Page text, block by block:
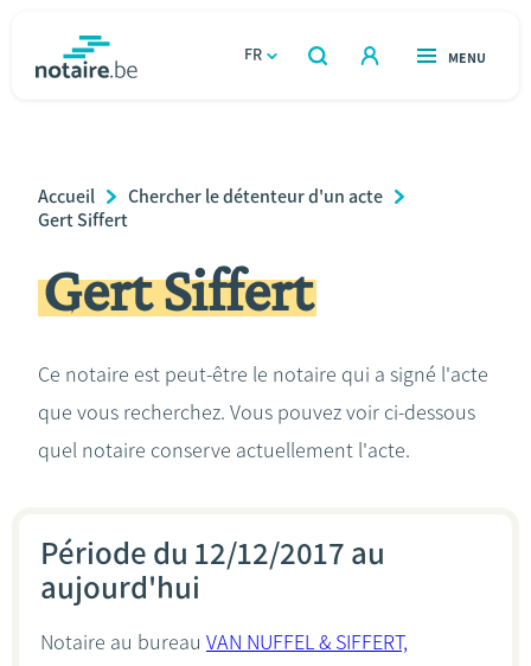
FR
OUVERT
RECHERCHER
OUVERT
MENU
Relations et vivre ensemble
Héritage et donations
Le notaire
Breadcrumb
Accueil
Chercher le détenteur d'un acte
Gert Siffert
Gert Siffert
Ce notaire est peut-être le notaire qui a signé l'acte
que vous recherchez. Vous pouvez voir ci-dessous
quel notaire conserve actuellement l'acte.
Période du 12/12/2017 au
aujourd'hui
Notaire au bureau VAN NUFFEL & SIFFERT,